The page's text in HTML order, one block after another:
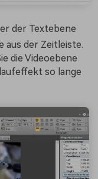
der Textebene
aus der Zeitleiste.
die Videoebene
so lange